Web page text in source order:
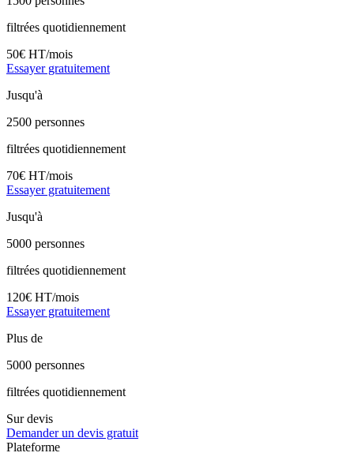
filtrées quotidiennement
50€ HT/mois
Essayer gratuitement
Jusqu'à
2500 personnes
filtrées quotidiennement
70€ HT/mois
Essayer gratuitement
Jusqu'à
5000 personnes
filtrées quotidiennement
120€ HT/mois
Essayer gratuitement
Plus de
5000 personnes
filtrées quotidiennement
Sur devis
Demander un devis gratuit
Plateforme